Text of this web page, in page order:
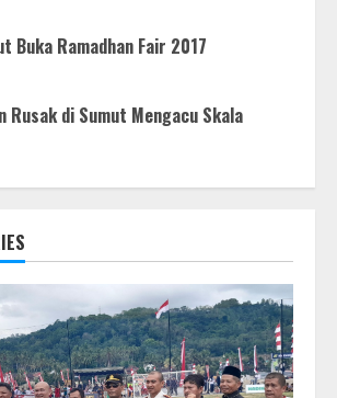
Buka Ramadhan Fair 2017
Rusak di Sumut Mengacu Skala